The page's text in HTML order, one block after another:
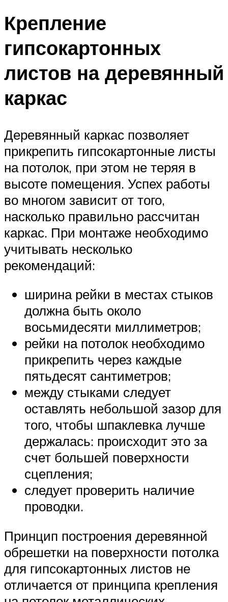
Крепление
гипсокартонных
листов на деревянный
каркас
Деревянный каркас позволяет
прикрепить гипсокартонные листы
на потолок, при этом не теряя в
высоте помещения. Успех работы
во многом зависит от того,
насколько правильно рассчитан
каркас. При монтаже необходимо
учитывать несколько
рекомендаций:
ширина рейки в местах стыков
должна быть около
восьмидесяти миллиметров;
рейки на потолок необходимо
прикрепить через каждые
пятьдесят сантиметров;
между стыками следует
оставлять небольшой зазор для
того, чтобы шпаклевка лучше
держалась: происходит это за
счет большей поверхности
сцепления;
следует проверить наличие
проводки.
Принцип построения деревянной
обрешетки на поверхности потолка
для гипсокартонных листов не
отличается от принципа крепления